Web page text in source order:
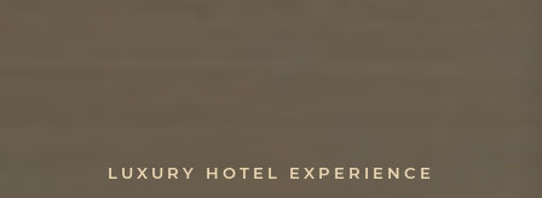
LUXURY HOTEL EXPERIENCE